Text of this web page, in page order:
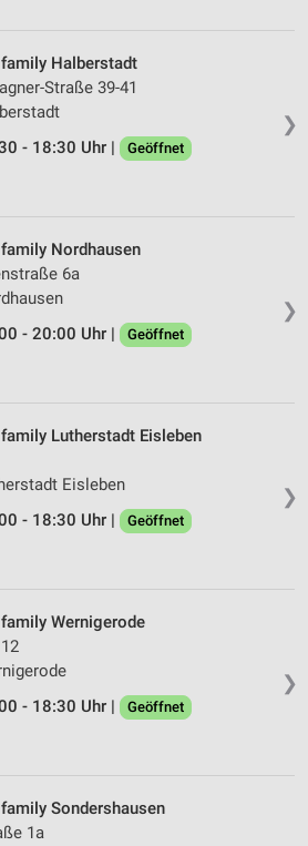
❯
Halberstadt
Straße 39-41
- 18:30 Uhr |
Geöffnet
❯
Nordhausen
6a
- 20:00 Uhr |
Geöffnet
❯
Lutherstadt Eisleben
Eisleben
- 18:30 Uhr |
Geöffnet
❯
Wernigerode
- 18:30 Uhr |
Geöffnet
Sondershausen
1a